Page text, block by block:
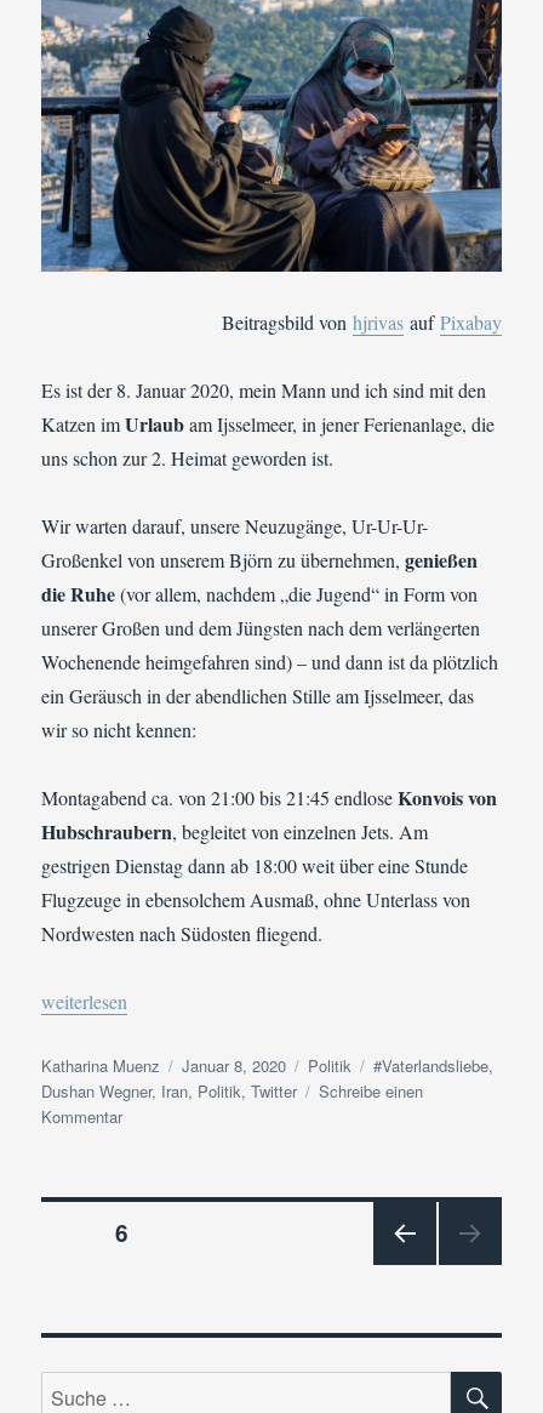
Beitragsbild von hjrivasaufPixabay
Es ist der 8. Januar 2020, mein Mann und ich sind mit den
Katzen imUrlaubam Ijsselmeer, in jener Ferienanlage, die
uns schon zur 2. Heimat geworden ist.
Wir warten darauf, unsere Neuzugänge, Ur-Ur-Ur-
Großenkel von unserem Björn zu übernehmen,genießen
die Ruhe(vor allem, nachdem „die Jugend“ in Form von
unserer Großen und dem Jüngsten nach dem verlängerten
Wochenende heimgefahren sind) – und dann ist da plötzlich
ein Geräusch in der abendlichen Stille am Ijsselmeer, das
wir so nicht kennen:
Montagabend ca. von 21:00 bis 21:45 endloseKonvois von
Hubschraubern, begleitet von einzelnen Jets. Am
gestrigen Dienstag dann ab 18:00 weit über eine Stunde
Flugzeuge in ebensolchem Ausmaß, ohne Unterlass von
Nordwesten nach Südosten fliegend.
„In eigener Sache | Iran muss sich entscheiden. Wir auch. Eine
weiterlesen
Autor
Katharina Muenz
Veröffentlicht
am
Januar 8, 2020 Kategorien
Politik Schlagwörter
#Vaterlandsliebe,
Dushan Wegner, Iran, Politik,Twitter
Schreibe einen
Kommentarzu
Sache
Iran
Wir
auch.
Beitragsnavigation
SEIT
E
SEITE6
Suche